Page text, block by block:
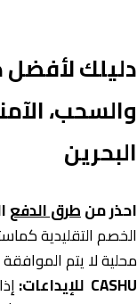
دليلك لأفضل
والسحب،
البحرين
احذر منطرق الدفع
الخصم التقليدية
محلية لا يتم
CASHU للإيداعات: